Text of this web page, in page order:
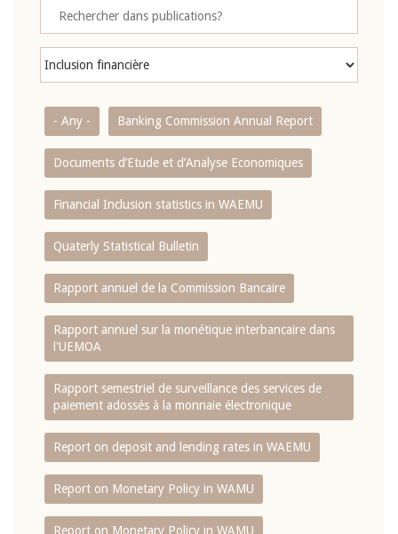
- Any - Banking Commission Annual Report
Documents d’Etude et d’Analyse Economiques
Financial Inclusion statistics in WAEMU
Quaterly Statistical Bulletin
Rapport annuel de la Commission Bancaire
Rapport annuel sur la monétique interbancaire dans
l'UEMOA
Rapport semestriel de surveillance des services de
paiement adossés à la monnaie électronique
Report on deposit and lending rates in WAEMU
Report on Monetary Policy in WAMU
Report on Monetary Policy in WAMU